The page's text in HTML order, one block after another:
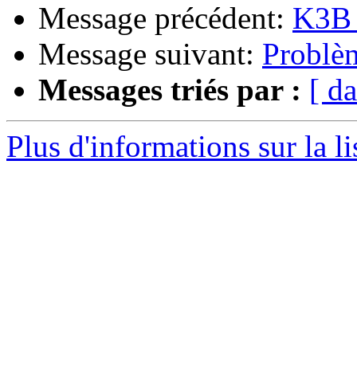
Message précédent: K3B
Message suivant:
Messages triés par : [
Plus d'informations sur la